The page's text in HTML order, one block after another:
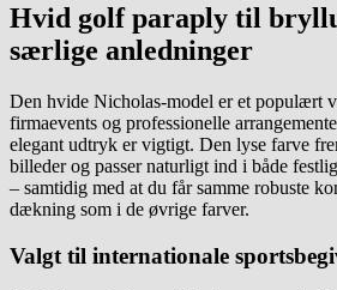
Hvid golf paraply til
særlige anledninger
Den hvide Nicholas-model er et populært
firmaevents og professionelle
elegant udtryk er vigtigt. Den lyse farve
billeder og passer naturligt ind i både
– samtidig med at du får samme robuste
dækning som i de øvrige farver.
Valgt til internationale